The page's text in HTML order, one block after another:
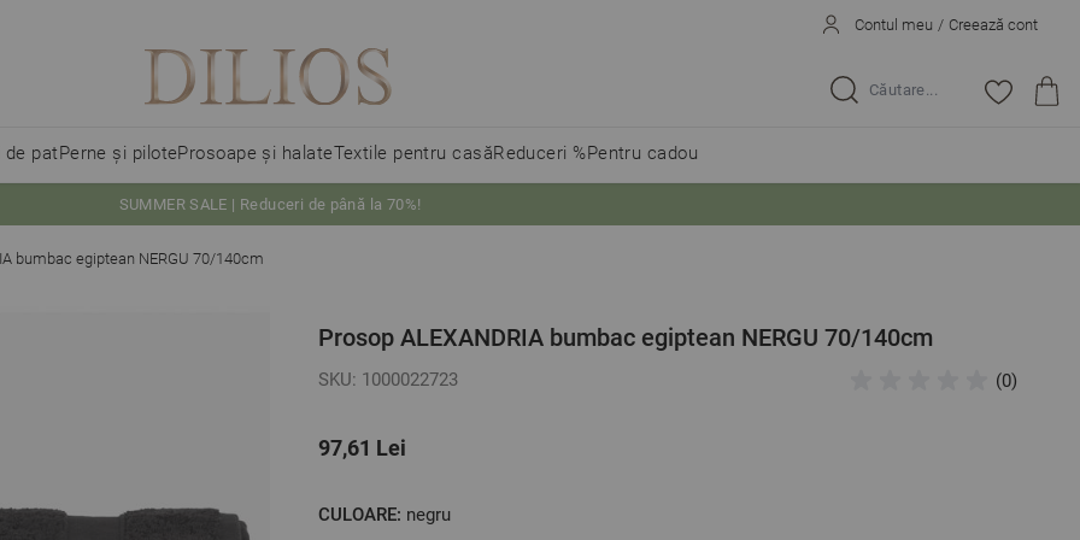
Contul meu / Creează cont
Caută...
de patPerne și piloteProsoape și halateTextile pentru casăReduceri %Pentru cadou
SUMMER SALE | Reduceri de până la 70%!
bumbac egiptean NERGU 70/140cm
Prosop ALEXANDRIA bumbac egiptean NERGU 70/140cm
SKU: 1000022723 (0)
97,61 Lei
CULOARE: negru